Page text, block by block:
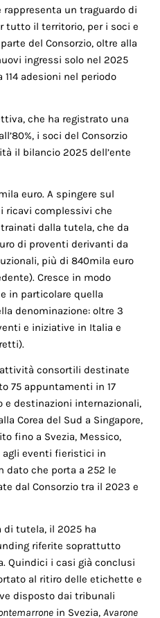
rappresenta un traguardo di
tutto il territorio, per i soci e
del Consorzio, oltre alla
ingressi solo nel 2025
adesioni nel periodo
che ha registrato una
i soci del Consorzio
il bilancio 2025 dell’ente
euro. A spingere sul
ricavi complessivi che
dalla tutela, che da
di proventi derivanti da
più di 840mila euro
Cresce in modo
in particolare quella
denominazione: oltre 3
e iniziative in Italia e
consortili destinate
75 appuntamenti in 17
e destinazioni internazionali,
Corea del Sud a Singapore,
fino a Svezia, Messico,
agli eventi fieristici in
dato che porta a 252 le
dal Consorzio tra il 2023 e
di tutela, il 2025 ha
riferite soprattutto
Quindici i casi già conclusi
al ritiro delle etichette e
disposto dai tribunali
in Svezia,Avarone